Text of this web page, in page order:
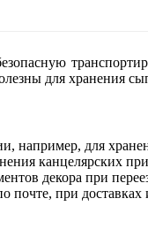
для хранения
например, для
канцелярских
декора при
при доставках